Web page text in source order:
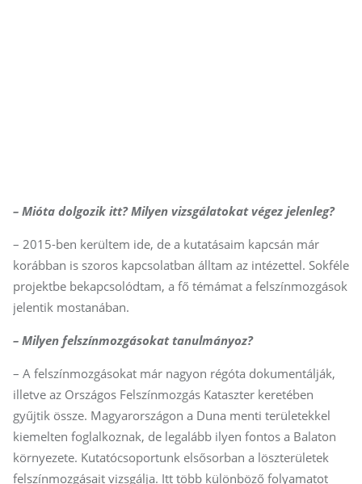
– Mióta dolgozik itt? Milyen vizsgálatokat végez jelenleg?
– 2015-ben kerültem ide, de a kutatásaim kapcsán már
korábban is szoros kapcsolatban álltam az intézettel. Sokféle
projektbe bekapcsolódtam, a fő témámat a felszínmozgások
jelentik mostanában.
– Milyen felszínmozgásokat tanulmányoz?
– A felszínmozgásokat már nagyon régóta dokumentálják,
illetve az Országos Felszínmozgás Kataszter keretében
gyűjtik össze. Magyarországon a Duna menti területekkel
kiemelten foglalkoznak, de legalább ilyen fontos a Balaton
környezete. Kutatócsoportunk elsősorban a löszterületek
felszínmozgásait vizsgálja. Itt több különböző folyamatot